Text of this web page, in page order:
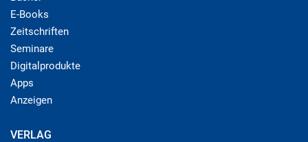
E-Books
Zeitschriften
Seminare
Digitalprodukte
Apps
Anzeigen
VERLAG